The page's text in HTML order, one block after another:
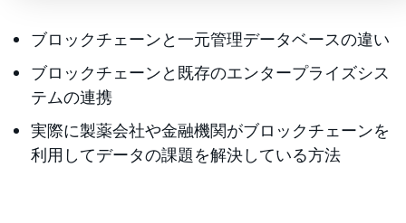
ブロックチェーンと一元管理データベースの違い
ブロックチェーンと既存のエンタープライズシス
テムの連携
実際に製薬会社や金融機関がブロックチェーンを
利用してデータの課題を解決している方法